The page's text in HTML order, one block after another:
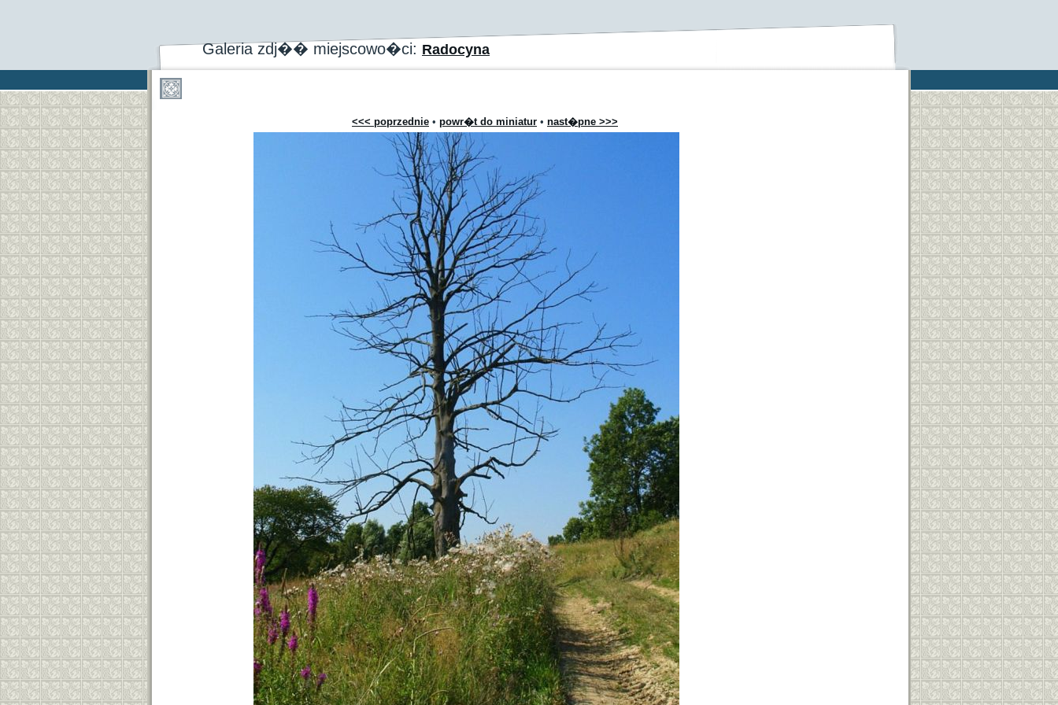
Galeria zdj�� miejscowo�ci: Radocyna
<<< poprzednie • powr�t do miniatur • nast�pne >>>